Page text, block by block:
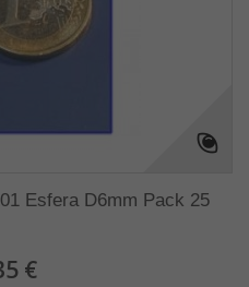
Esfera D6mm Pack 25
€